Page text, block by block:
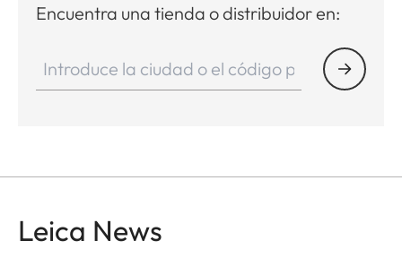
Encuentra una tienda o distribuidor en:
Leica News